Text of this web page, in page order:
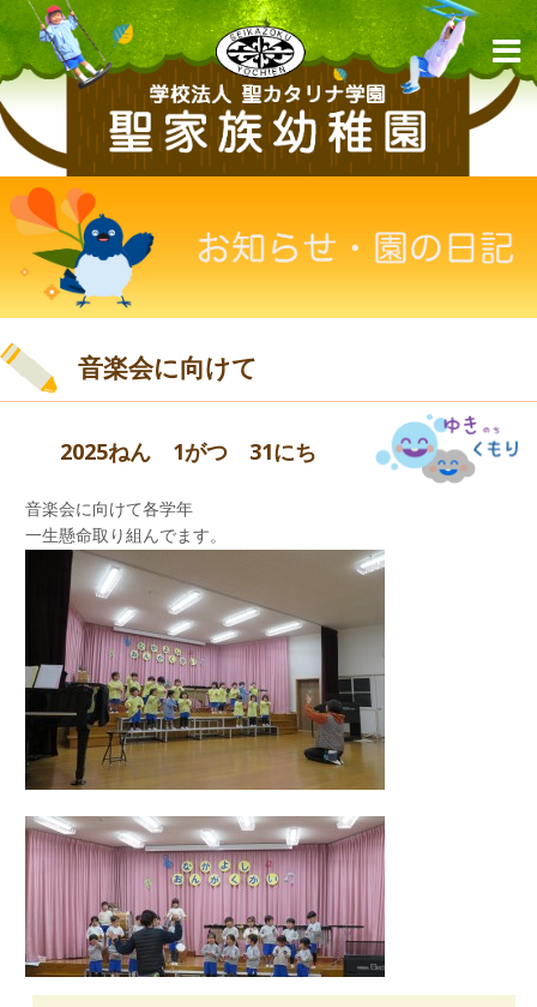
音楽会に向けて
2025ねん 1がつ 31にち
音楽会に向けて各学年
一生懸命取り組んでます。